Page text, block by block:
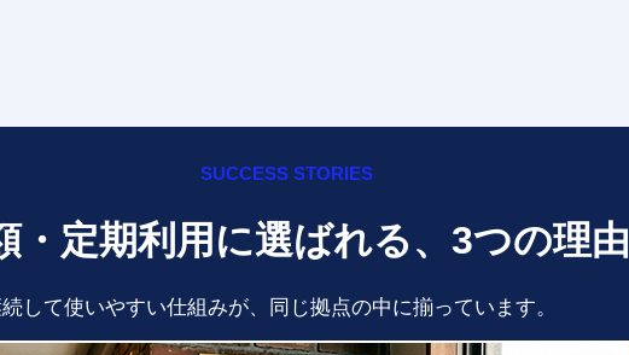
SUCCESS STORIES
・定期利用に選ばれる、3つの理由
して使いやすい仕組みが、同じ拠点の中に揃っています。